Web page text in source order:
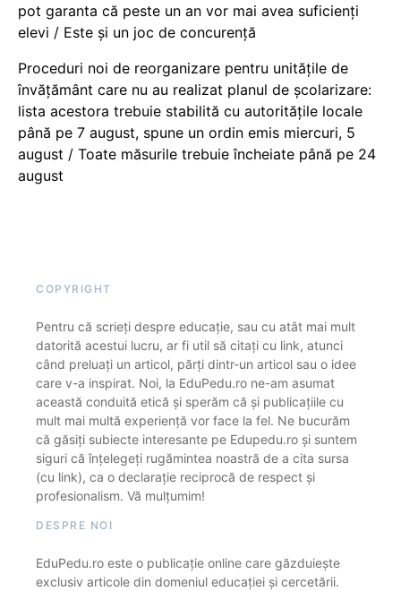
pot garanta că peste un an vor mai avea suficienți
elevi / Este și un joc de concurență
Proceduri noi de reorganizare pentru unitățile de
învățământ care nu au realizat planul de școlarizare:
lista acestora trebuie stabilită cu autoritățile locale
până pe 7 august, spune un ordin emis miercuri, 5
august / Toate măsurile trebuie încheiate până pe 24
august
COPYRIGHT
Pentru că scrieți despre educație, sau cu atât mai mult
datorită acestui lucru, ar fi util să citați cu link, atunci
când preluați un articol, părți dintr-un articol sau o idee
care v-a inspirat. Noi, la EduPedu.ro ne-am asumat
această conduită etică și sperăm că și publicațiile cu
mult mai multă experiență vor face la fel. Ne bucurăm
că găsiți subiecte interesante pe Edupedu.ro și suntem
siguri că înțelegeți rugămintea noastră de a cita sursa
(cu link), ca o declarație reciprocă de respect și
profesionalism. Vă mulțumim!
DESPRE NOI
EduPedu.ro este o publicație online care găzduiește
exclusiv articole din domeniul educației și cercetării.